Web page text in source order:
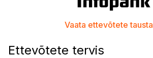
Vaata ettevõtete tausta
Ettevõtete tervis